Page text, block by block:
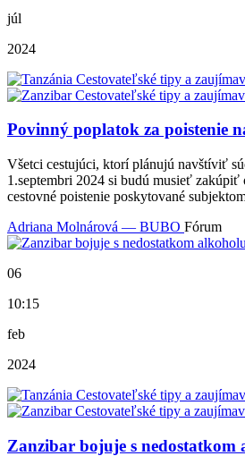
júl
2024
Povinný poplatok za poistenie
Všetci cestujúci, ktorí plánujú navštíviť
1.septembri 2024 si budú musieť
cestovné poistenie poskytované
Adriana Molnárová — BUBO Fórum
06
10:15
feb
2024
Zanzibar bojuje s nedostatkom